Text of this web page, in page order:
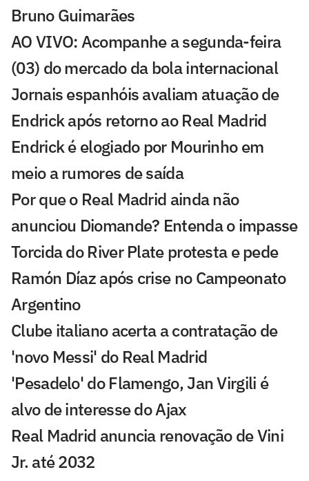
Bruno Guimarães
AO VIVO: Acompanhe a segunda-feira
(03) do mercado da bola internacional
Jornais espanhóis avaliam atuação de
Endrick após retorno ao Real Madrid
Endrick é elogiado por Mourinho em
meio a rumores de saída
Por que o Real Madrid ainda não
anunciou Diomande? Entenda o impasse
Torcida do River Plate protesta e pede
Ramón Díaz após crise no Campeonato
Argentino
Clube italiano acerta a contratação de
'novo Messi' do Real Madrid
'Pesadelo' do Flamengo, Jan Virgili é
alvo de interesse do Ajax
Real Madrid anuncia renovação de Vini
Jr. até 2032